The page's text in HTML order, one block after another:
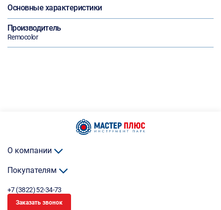
Основные характеристики
Производитель
Remocolor
О компании
Покупателям
+7 (3822) 52-34-73
Заказать звонок